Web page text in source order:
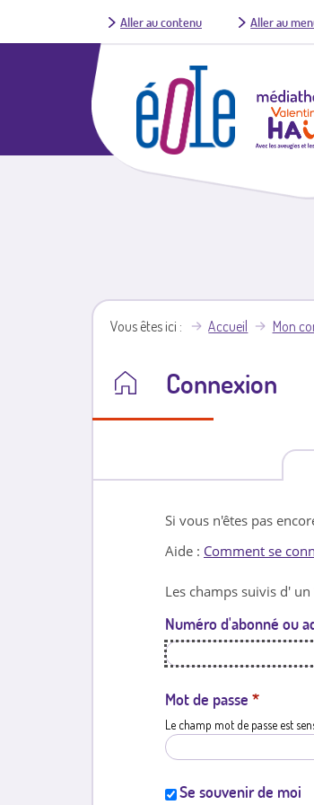
Aller au contenu Aller au
Vous êtes ici Accueil Mon
Connexion
Si vous n'êtes pas
Aide : Comment se
Les champs suivis d' un
Numéro d'abonné ou
Mot de passe *
Le champ mot de passe est
Se souvenir de moi